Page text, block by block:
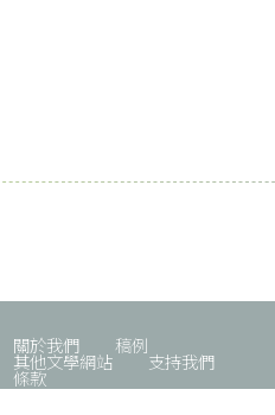
關於我們 稿例
其他文學網站 支持我們
條款